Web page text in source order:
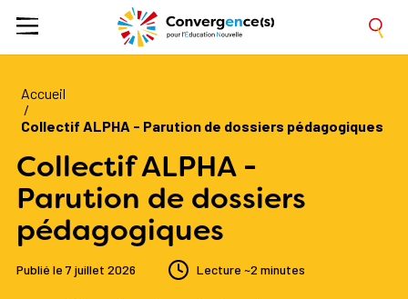
Accueil
/
Collectif ALPHA - Parution de dossiers pédagogiques
Collectif ALPHA -
Parution de dossiers
pédagogiques
Publié le 7 juillet 2026 Lecture ~2 minutes